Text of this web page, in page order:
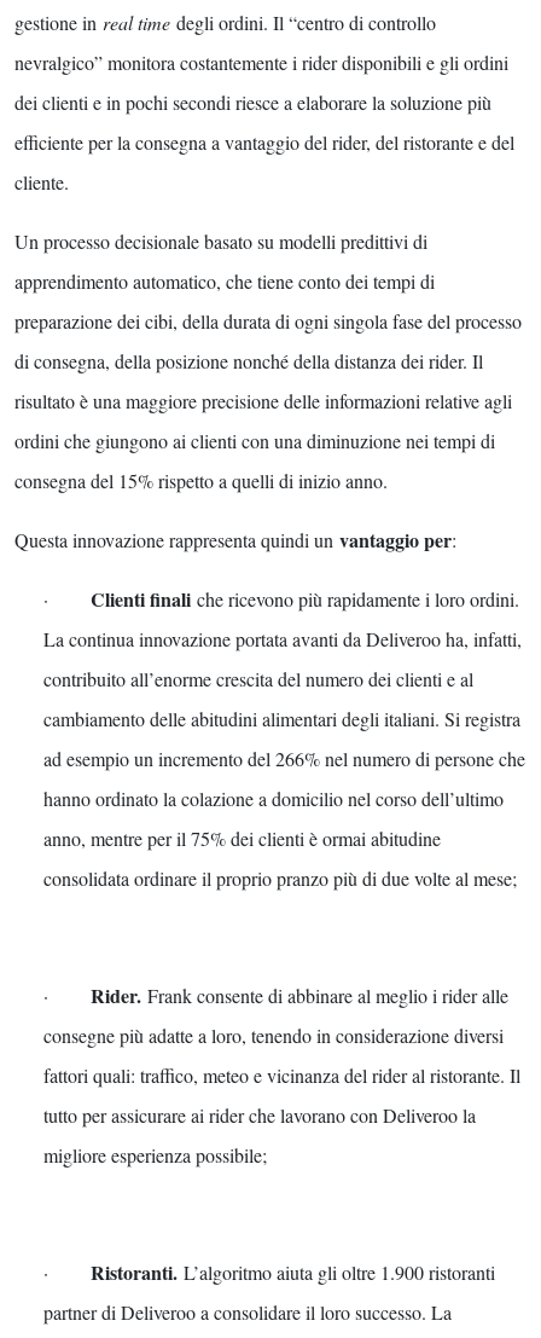
gestione in real time degli ordini. Il “centro di controllo
nevralgico” monitora costantemente i rider disponibili e gli ordini
dei clienti e in pochi secondi riesce a elaborare la soluzione più
efficiente per la consegna a vantaggio del rider, del ristorante e del
cliente.
Un processo decisionale basato su modelli predittivi di
apprendimento automatico, che tiene conto dei tempi di
preparazione dei cibi, della durata di ogni singola fase del processo
di consegna, della posizione nonché della distanza dei rider. Il
risultato è una maggiore precisione delle informazioni relative agli
ordini che giungono ai clienti con una diminuzione nei tempi di
consegna del 15% rispetto a quelli di inizio anno.
Questa innovazione rappresenta quindi un vantaggio per:
· Clienti finali che ricevono più rapidamente i loro ordini.
La continua innovazione portata avanti da Deliveroo ha, infatti,
contribuito all’enorme crescita del numero dei clienti e al
cambiamento delle abitudini alimentari degli italiani. Si registra
ad esempio un incremento del 266% nel numero di persone che
hanno ordinato la colazione a domicilio nel corso dell’ultimo
anno, mentre per il 75% dei clienti è ormai abitudine
consolidata ordinare il proprio pranzo più di due volte al mese;
· Rider. Frank consente di abbinare al meglio i rider alle
consegne più adatte a loro, tenendo in considerazione diversi
fattori quali: traffico, meteo e vicinanza del rider al ristorante. Il
tutto per assicurare ai rider che lavorano con Deliveroo la
migliore esperienza possibile;
· Ristoranti. L’algoritmo aiuta gli oltre 1.900 ristoranti
partner di Deliveroo a consolidare il loro successo. La